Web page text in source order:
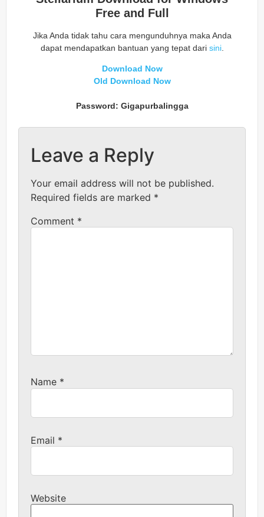
Free and Full
Jika Anda tidak tahu cara mengunduhnya maka Anda
dapat mendapatkan bantuan yang tepat dari sini.
Download Now
Old Download Now
Password: Gigapurbalingga
Leave a Reply
Your email address will not be published.
Required fields are marked *
Comment *
Name *
Email *
Website